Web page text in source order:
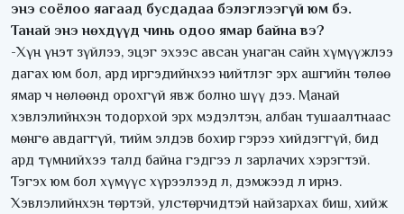
энэ соёлоо яагаад бусдадаа бэлэглээгүй юм бэ.
Танай энэ нөхдүүд чинь одоо ямар байна вэ?
-Хүн үнэт зүйлээ, эцэг эхээс авсан унаган сайн хүмүүжлээ
дагах юм бол, ард иргэдийнхээ нийтлэг эрх ашгийн төлөө
ямар ч нөлөөнд орохгүй явж болно шүү дээ. Манай
хэвлэлийнхэн тодорхой эрх мэдэлтэн, албан тушаалтнаас
мөнгө авдаггүй, тийм элдэв бохир гэрээ хийдэггүй, бид
ард түмнийхээ талд байна гэдгээ л зарлачих хэрэгтэй.
Тэгэх юм бол хүмүүс хүрээлээд л, дэмжээд л ирнэ.
Хэвлэлийнхэн төртэй, улстөрчидтэй найзархах биш, хийж